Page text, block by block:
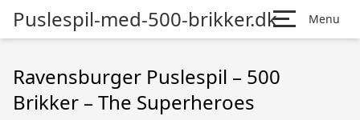
Puslespil-med-500-brikker.dk Menu
Ravensburger Puslespil – 500
Brikker – The Superheroes